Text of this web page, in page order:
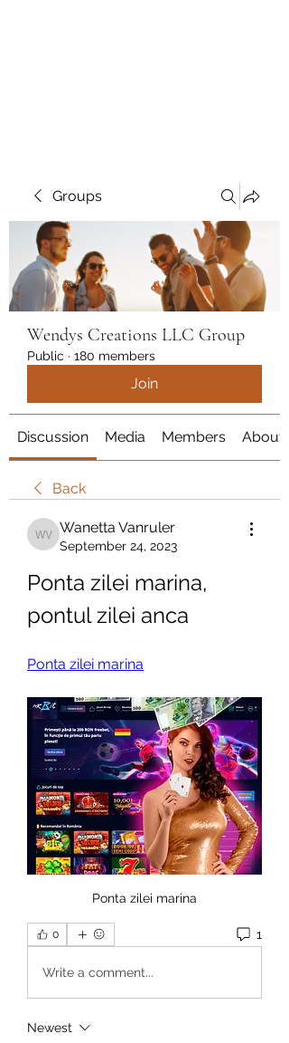
Groups
Wendys Creations LLC Group
Public · 180 members
Join
Discussion Media Members About
Back
Wanetta Vanruler
Wanetta Vanruler
September 24, 2023
Ponta zilei marina,
pontul zilei anca
Ponta zilei marina
Ponta zilei marina
0 1
Write a comment...
Newest